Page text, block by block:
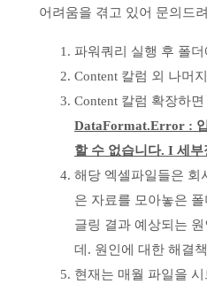
어려움을 겪고 있어 문의드
파워쿼리 실행 후 폴
Content 칼럼 외 나머
Content 칼럼 확장하
DataFormat.Error :
할 수 없습니다. I 세
해당 엑셀파일들은 회
은 자료를 모아놓은
글링 결과 예상되는
데. 원인에 대한 해결
현재는 매월 파일을